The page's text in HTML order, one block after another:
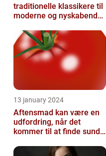
traditionelle klassikere til
moderne og nyskabende
13 january 2024
Aftensmad kan være en
udfordring, når det
kommer til at finde sunde
samtidi...